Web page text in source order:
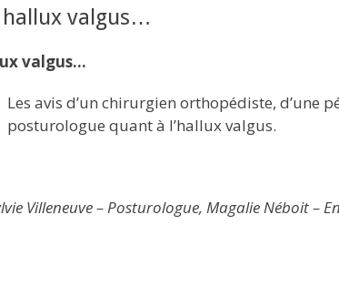
hallux valgus…
valgus…
Les avis d’un chirurgien orthopédiste, d’une
posturologue quant à l’hallux valgus.
Villeneuve – Posturologue, Magalie Néboit –